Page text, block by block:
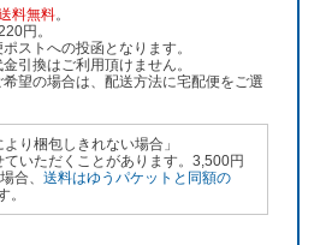
料無料。
円。
ストへの投函となります。
引換はご利用頂けません。
望の場合は、配送方法に宅配便をご選
より梱包しきれない場合」
ていただくことがあります。3,500円
合、送料はゆうパケットと同額の
。